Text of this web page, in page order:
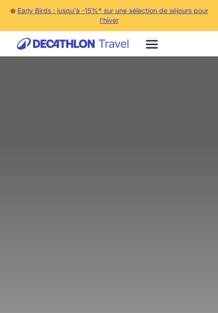
❄️ Early Birds : jusqu'à -15%* sur une sélection de séjours pour
l'hiver